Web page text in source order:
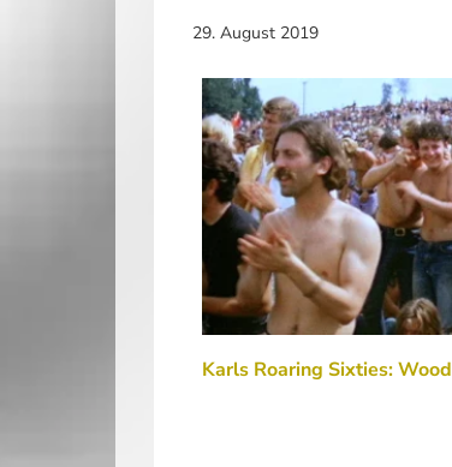
29. August 2019
Karls Roaring Sixties: